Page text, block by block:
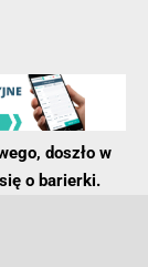
doszło w
o barierki.